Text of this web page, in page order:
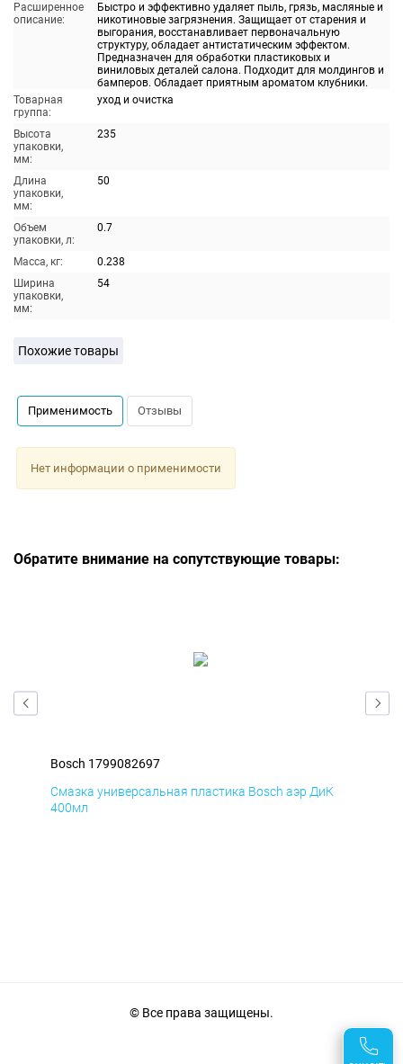
Расширенное
описание:
Быстро и эффективно удаляет пыль, грязь, масляные и
никотиновые загрязнения. Защищает от старения и
выгорания, восстанавливает первоначальную
структуру, обладает антистатическим эффектом.
Предназначен для обработки пластиковых и
виниловых деталей салона. Подходит для молдингов и
бамперов. Обладает приятным ароматом клубники.
Товарная
группа:
уход и очистка
Высота
упаковки,
мм:
235
Длина
упаковки,
мм:
50
Объем
упаковки, л:
0.7
Масса, кг:
0.238
Ширина
упаковки,
мм:
54
Похожие товары
Применимость Отзывы
Нет информации о применимости
Обратите внимание на сопутствующие товары:
Bosch 1799082697
Смазка универсальная пластика Bosch аэр ДиК
400мл
© Все права защищены.